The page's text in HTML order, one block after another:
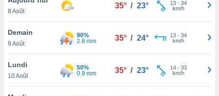
et
»,
au
vous
qu'ils
ou
8 Août
35° / 23° 13- 34
km/h
Demain
9 Août
90%
2.8 mm
35° / 24° 13- 34
km/h
Lundi
10 Août
50%
0.9 mm
35° / 23° 14- 33
km/h